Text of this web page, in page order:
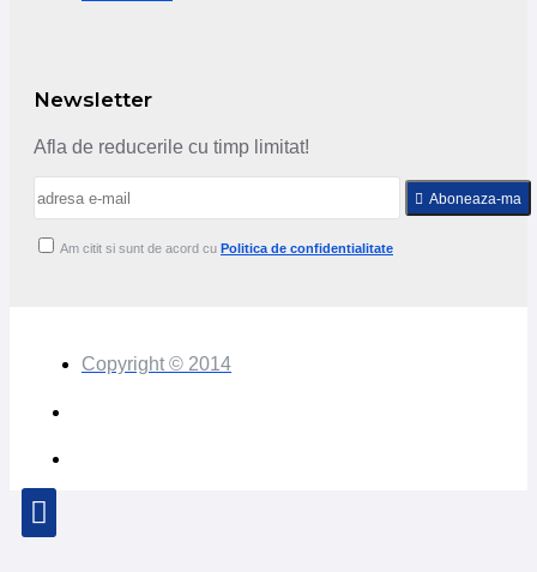
Newsletter
Afla de reducerile cu timp limitat!
Aboneaza-ma
Am citit si sunt de acord cu Politica de confidentialitate
Copyright © 2014